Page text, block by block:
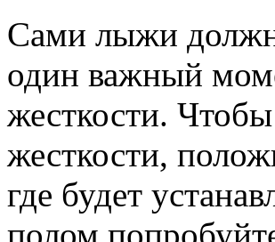
Сами лыжи
один важный
жесткости.
жесткости,
где будет
полом